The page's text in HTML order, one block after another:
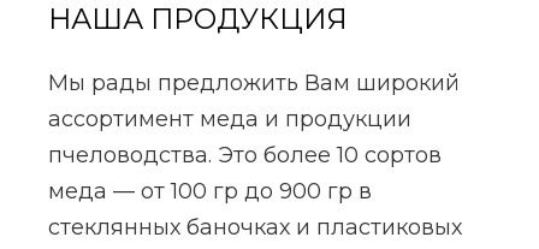
НАША ПРОДУКЦИЯ
Мы рады предложить Вам широкий
ассортимент меда и продукции
пчеловодства. Это более 10 сортов
меда — от 100 гр до 900 гр в
стеклянных баночках и пластиковых